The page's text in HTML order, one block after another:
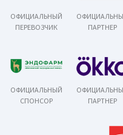
ОФИЦИАЛЬНЫЙ
ПЕРЕВОЗЧИК
ПАРТНЕР
ОФИЦИАЛЬНЫЙ
СПОНСОР
ПАРТНЕР